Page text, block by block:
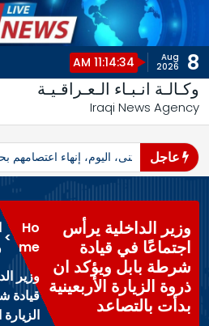
i
t
8
Aug
2026
11:14:34 AM
وكـالـة انـبـاء الـعـراقـيـة
Iraqi News Agency
عاجل
محافظ المثنى، اليوم، إنهاء
وزير الداخلية يرأس
اجتماعًا في قيادة
شرطة بابل ويؤكد ان
ذروة الزيارة الأربعينية
بدأت بالتصاعد
Ho
me
>
وزير
قيادة